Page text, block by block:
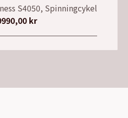
priset
är:
S4050, Spinningcykel
krDet